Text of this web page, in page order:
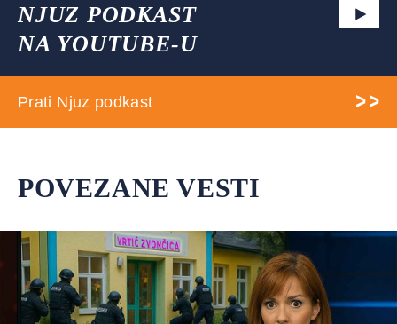
NJUZ PODKAST
NA YOUTUBE-U
Prati Njuz podkast
POVEZANE VESTI